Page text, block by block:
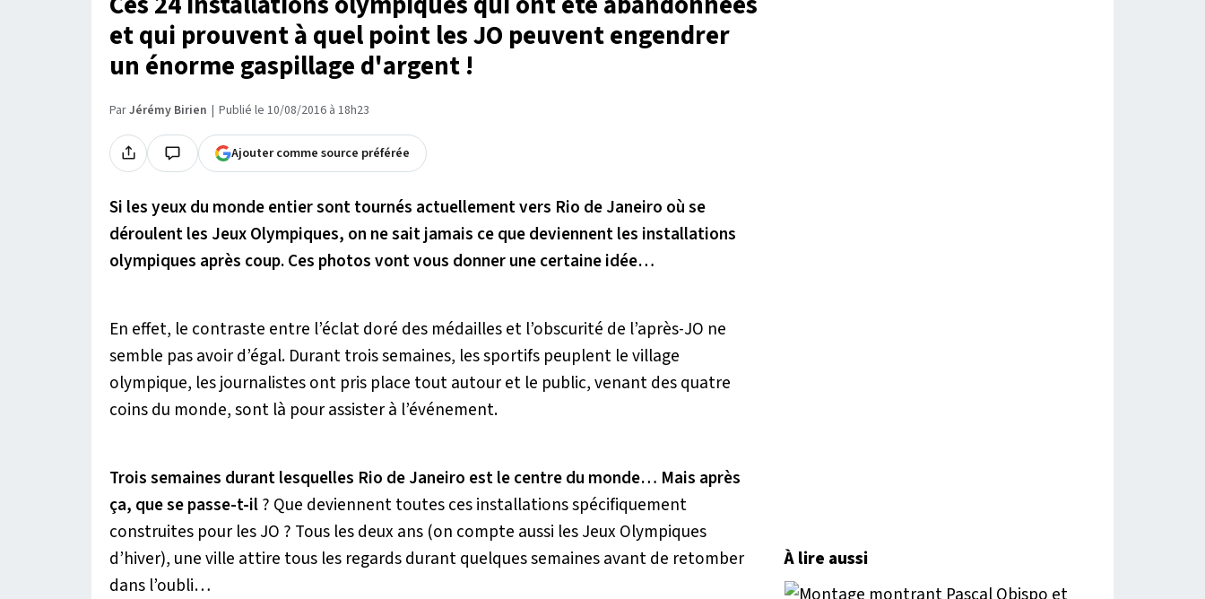
et qui prouvent à quel point les JO peuvent engendrer
un énorme gaspillage d'argent !
ParJérémy Birien Publié le 10/08/2016 à 18h23
Ajouter comme source préférée
Si les yeux du monde entier sont tournés actuellement vers Rio de Janeiro où se
déroulent les Jeux Olympiques, on ne sait jamais ce que deviennent les installations
olympiques après coup. Ces photos vont vous donner une certaine idée…
En effet, le contraste entre l’éclat doré des médailles et l’obscurité de l’après-JO ne
semble pas avoir d’égal. Durant trois semaines, les sportifs peuplent le village
olympique, les journalistes ont pris place tout autour et le public, venant des quatre
coins du monde, sont là pour assister à l’événement.
Trois semaines durant lesquelles Rio de Janeiro est le centre du monde… Mais après
ça, que se passe-t-il? Que deviennent toutes ces installations spécifiquement
construites pour les JO ? Tous les deux ans (on compte aussi les Jeux Olympiques
d’hiver), une ville attire tous les regards durant quelques semaines avant de retomber
dans l’oubli…
À lire aussi